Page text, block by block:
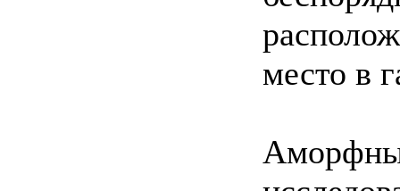
место в